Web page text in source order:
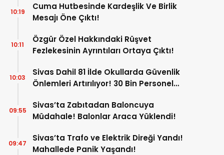
Cuma Hutbesinde Kardeşlik Ve Birlik
Mesajı Öne Çıktı!
10:19
Özgür Özel Hakkındaki Rüşvet
Fezlekesinin Ayrıntıları Ortaya Çıktı!
10:11
Sivas Dahil 81 İlde Okullarda Güvenlik
Önlemleri Artırılıyor! 30 Bin Personel
10:03
Sivas’ta Zabıtadan Baloncuya
Müdahale! Balonlar Araca Yüklendi!
09:55
Sivas’ta Trafo ve Elektrik Direği Yandı!
Mahallede Panik Yaşandı!
09:47